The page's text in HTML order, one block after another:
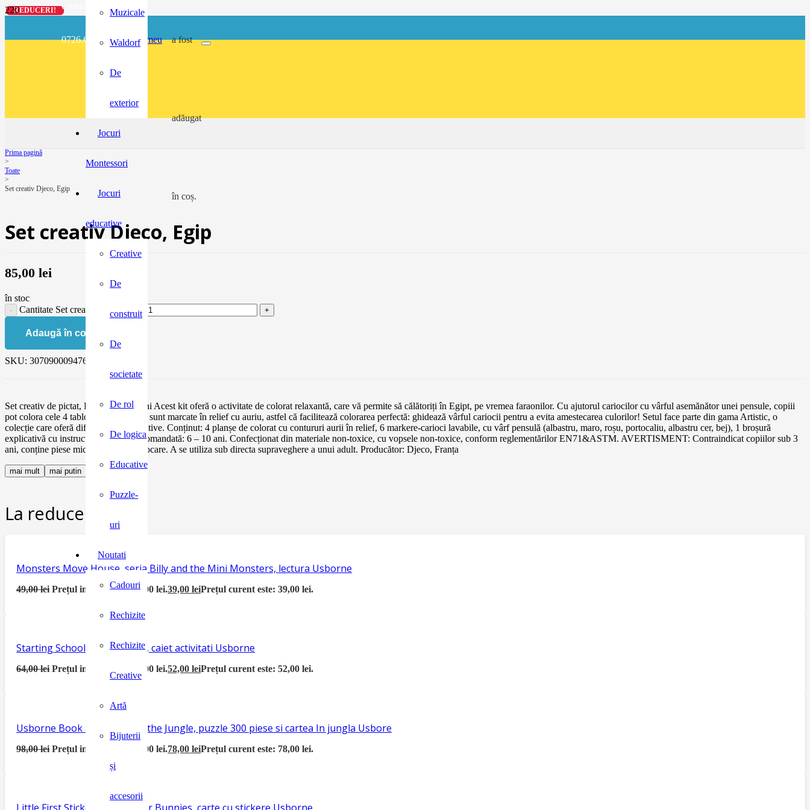
contact@buzunarel.ro
0726.697.486 meu a fost
adăugat
în coș.
Muzicale
Waldorf
De
exterior
Jocuri
Montessori
Jocuri
educative
Creative
De
construit
De
societate
De rol
De logica
Educative
Puzzle-
uri
Noutati
Cadouri
Rechizite
Rechizite
Creative
Artă
Bijuterii
și
accesorii
Prima pagină
>
Toate
>
Set creativ Djeco, Egip
Set creativ Djeco, Egip
85,00 lei
în stoc
Cantitate Set creativ Djeco, Egip
Adaugă în coș
SKU: 3070900094765
Set creativ de pictat, Egiptul în imagini Acest kit oferă o activitate de colorat relaxantă, care vă permite să călătoriți în Egipt, pe vremea faraonilor. Cu ajutorul cariocilor cu vârful asemănător unei pensule, copiii
pot colora cele 4 tablouri. Contururile sunt marcate în relief cu auriu, astfel că facilitează colorarea perfectă: ghidează vârful cariocii pentru a evita amestecarea culorilor! Setul face parte din gama Artistic, o
colecție care oferă diferite tehnici creative. Conținut: 4 planșe de colorat cu contururi aurii în relief, 6 markere-carioci lavabile, cu vârf pensulă (albastru, maro, roșu, portocaliu, albastru cer, bej), 1 broșură
explicativă cu instrucțiuni. Vârsta recomandată: 6 – 10 ani. Confecționat din materiale non-toxice, cu vopsele non-toxice, conform reglementărilor EN71&ASTM. AVERTISMENT: Contraindicat copiilor sub 3
ani, conține piese mici, pericol de sufocare. A se utiliza sub directa supraveghere a unui adult. Producător: Djeco, Franța
mai mult mai putin
La reducere:
REDUCERI!
Monsters Move House, seria Billy and the Mini Monsters, lectura Usborne
49,00lei Prețul inițial a fost: 49,00 lei.39,00leiPrețul curent este: 39,00 lei.
REDUCERI!
Starting School Activity Book, caiet activitati Usborne
64,00lei Prețul inițial a fost: 64,00 lei.52,00leiPrețul curent este: 52,00 lei.
REDUCERI!
Usborne Book and Jigsaw In the Jungle, puzzle 300 piese si cartea In jungla Usbore
98,00lei Prețul inițial a fost: 98,00 lei.78,00leiPrețul curent este: 78,00 lei.
REDUCERI!